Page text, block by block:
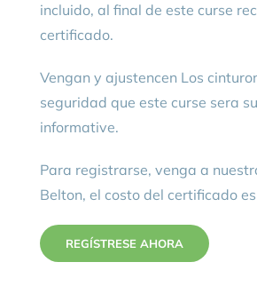
incluido, al final de este curse
certificado.
Vengan y ajustencen Los
seguridad que este curse sera
informative.
Para registrarse, venga a
Belton, el costo del certificado
REGÍSTRESE AHORA